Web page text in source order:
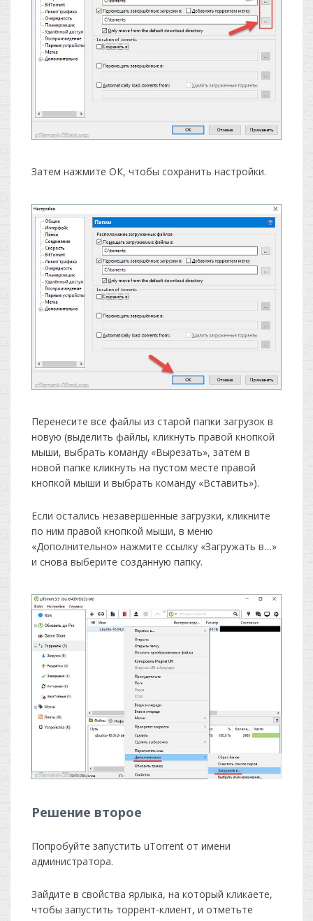
Затем нажмите ОК, чтобы сохранить настройки.
Перенесите все файлы из старой папки загрузок в
новую (выделить файлы, кликнуть правой кнопкой
мыши, выбрать команду «Вырезать», затем в
новой папке кликнуть на пустом месте правой
кнопкой мыши и выбрать команду «Вставить»).
Если остались незавершенные загрузки, кликните
по ним правой кнопкой мыши, в меню
«Дополнительно» нажмите ссылку «Загружать в…»
и снова выберите созданную папку.
Решение второе
Попробуйте запустить uTorrent от имени
администратора.
Зайдите в свойства ярлыка, на который кликаете,
чтобы запустить торрент-клиент, и отметьте